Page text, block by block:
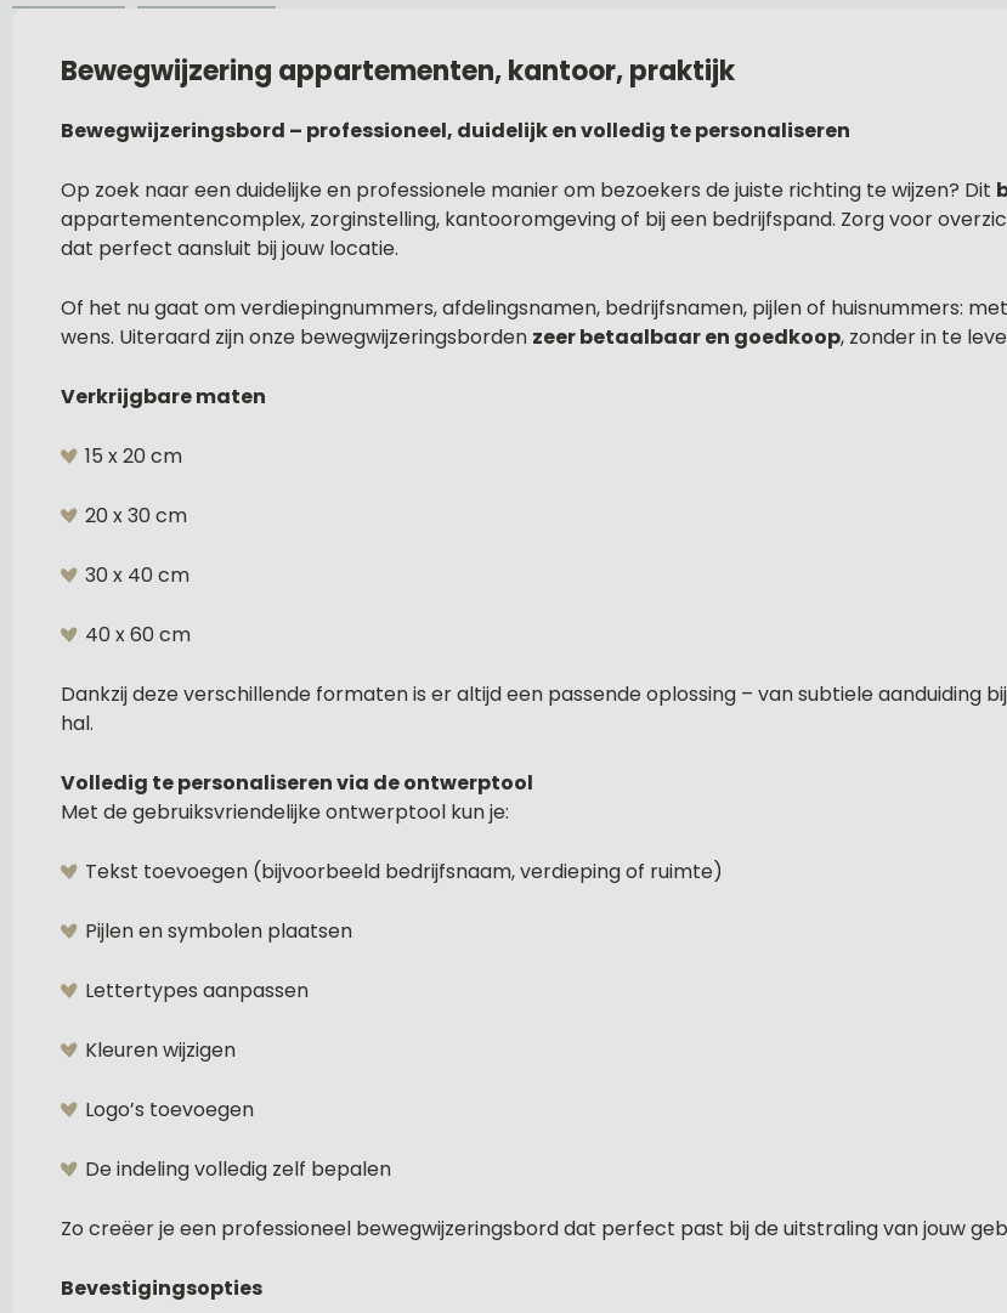
Bewegwijzering appartementen, kantoor, praktijk
Bewegwijzeringsbord – professioneel, duidelijk en volledig te personaliseren
Op zoek naar een duidelijke en professionele manier om bezoekers de juiste richting te wijzen? Dit
appartementencomplex, zorginstelling, kantooromgeving of bij een bedrijfspand. Zorg voor
dat perfect aansluit bij jouw locatie.
Of het nu gaat om verdiepingnummers, afdelingsnamen, bedrijfsnamen, pijlen of huisnummers:
wens. Uiteraard zijn onze bewegwijzeringsborden zeer betaalbaar en goedkoop, zonder in te
Verkrijgbare maten
15 x 20 cm
20 x 30 cm
30 x 40 cm
40 x 60 cm
Dankzij deze verschillende formaten is er altijd een passende oplossing – van subtiele aanduiding
hal.
Volledig te personaliseren via de ontwerptool
Met de gebruiksvriendelijke ontwerptool kun je:
Tekst toevoegen (bijvoorbeeld bedrijfsnaam, verdieping of ruimte)
Pijlen en symbolen plaatsen
Lettertypes aanpassen
Kleuren wijzigen
Logo’s toevoegen
De indeling volledig zelf bepalen
Zo creëer je een professioneel bewegwijzeringsbord dat perfect past bij de uitstraling van jouw
Bevestigingsopties